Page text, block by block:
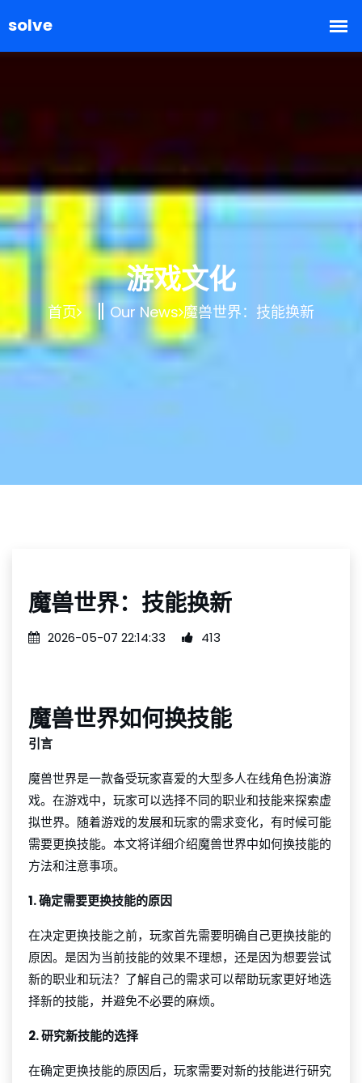
游戏文化
首页 Our News 魔兽世界：技能换新
魔兽世界：技能换新
2026-05-07 22:14:33 413
魔兽世界如何换技能
引言
魔兽世界是一款备受玩家喜爱的大型多人在线角色扮演游
戏。在游戏中，玩家可以选择不同的职业和技能来探索虚
拟世界。随着游戏的发展和玩家的需求变化，有时候可能
需要更换技能。本文将详细介绍魔兽世界中如何换技能的
方法和注意事项。
1. 确定需要更换技能的原因
在决定更换技能之前，玩家首先需要明确自己更换技能的
原因。是因为当前技能的效果不理想，还是因为想要尝试
新的职业和玩法？了解自己的需求可以帮助玩家更好地选
择新的技能，并避免不必要的麻烦。
2. 研究新技能的选择
在确定更换技能的原因后，玩家需要对新的技能进行研究